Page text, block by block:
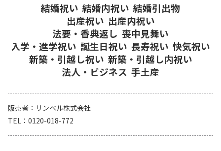
結婚祝い 結婚内祝い 結婚引出物
出産祝い 出産内祝い
法要・香典返し 喪中見舞い
入学・進学祝い 誕生日祝い 長寿祝い 快気祝い
新築・引越し祝い 新築・引越し内祝い
法人・ビジネス 手土産
販売者
リンベル株式会社
TEL
0120-018-772